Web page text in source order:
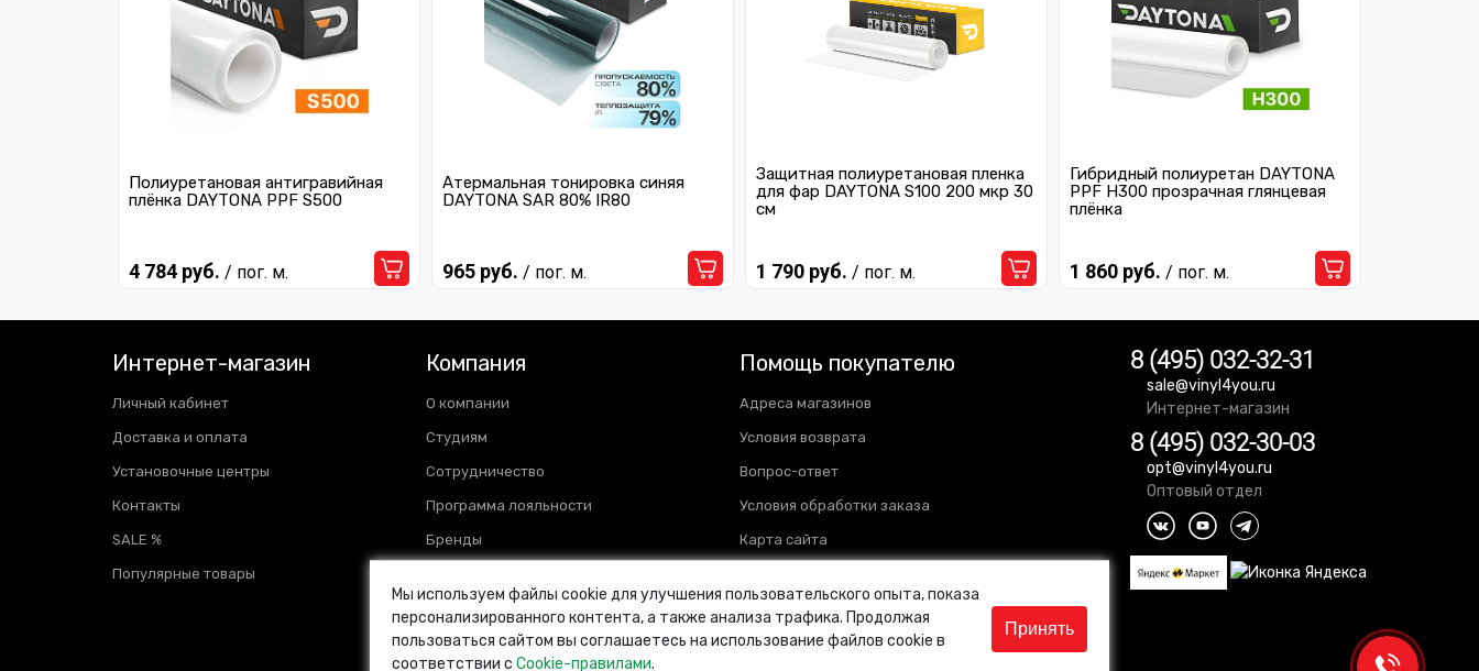
Полиуретановая антигравийная
плёнка DAYTONA PPF S500
4 784 руб. / пог. м.
Атермальная тонировка синяя
DAYTONA SAR 80% IR80
965 руб. / пог. м.
Защитная полиуретановая пленка
для фар DAYTONA S100 200 мкр 30
см
1 790 руб. / пог. м.
Гибридный полиуретан DAYTONA
PPF H300 прозрачная глянцевая
плёнка
1 860 руб. / пог. м.
Интернет-магазин
Личный кабинет
Доставка и оплата
Установочные центры
Контакты
SALE %
Популярные товары
Компания
О компании
Студиям
Сотрудничество
Программа лояльности
Бренды
Новости
Блог
Помощь покупателю
Адреса магазинов
Условия возврата
Вопрос-ответ
Условия обработки заказа
Карта сайта
8 (495) 032-32-31
sale@vinyl4you.ru
Интернет-магазин
8 (495) 032-30-03
opt@vinyl4you.ru
Оптовый отдел
Мы используем файлы cookie для улучшения пользовательского опыта, показа
персонализированного контента, а также анализа трафика. Продолжая
пользоваться сайтом вы соглашаетесь на использование файлов cookie в
соответствии с Cookie-правилами.
Принять